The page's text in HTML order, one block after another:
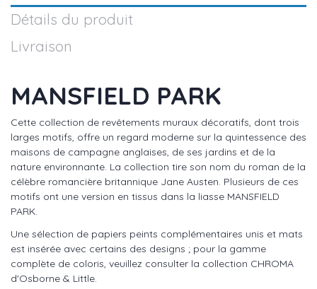
Détails du produit
Livraison
MANSFIELD PARK
Cette collection de revêtements muraux décoratifs, dont trois
larges motifs, offre un regard moderne sur la quintessence des
maisons de campagne anglaises, de ses jardins et de la
nature environnante. La collection tire son nom du roman de la
célèbre romancière britannique Jane Austen. Plusieurs de ces
motifs ont une version en tissus dans la liasse MANSFIELD
PARK.
Une sélection de papiers peints complémentaires unis et mats
est insérée avec certains des designs ; pour la gamme
complète de coloris, veuillez consulter la collection CHROMA
d'Osborne & Little.